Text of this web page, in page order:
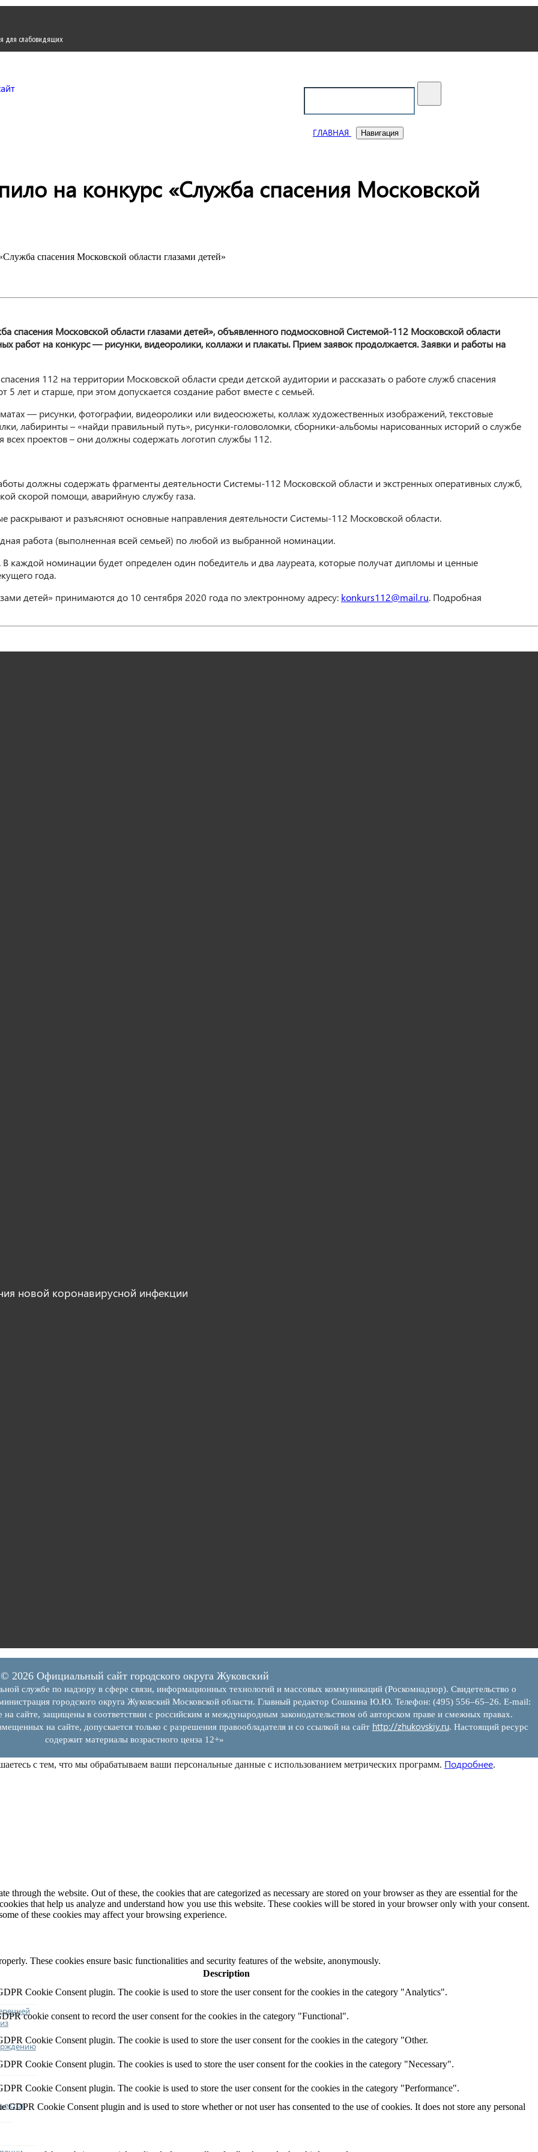
для слабовидящих
ГЛАВНАЯ Навигация
на конкурс «Служба спасения Московской
спасения Московской области глазами детей»
спасения Московской области глазами детей», объявленного подмосковной Системой-112 Московской области
работ на конкурс — рисунки, видеоролики, коллажи и плакаты. Прием заявок продолжается. Заявки и работы на
112 на территории Московской области среди детской аудитории и рассказать о работе служб спасения
5 лет и старше, при этом допускается создание работ вместе с семьей.
— рисунки, фотографии, видеоролики или видеосюжеты, коллаж художественных изображений, текстовые
лабиринты – «найди правильный путь», рисунки-головоломки, сборники-альбомы нарисованных историй о службе
проектов – они должны содержать логотип службы 112.
должны содержать фрагменты деятельности Системы-112 Московской области и экстренных оперативных служб,
скорой помощи, аварийную службу газа.
и разъясняют основные направления деятельности Системы-112 Московской области.
работа (выполненная всей семьей) по любой из выбранной номинации.
каждой номинации будет определен один победитель и два лауреата, которые получат дипломы и ценные
года.
детей» принимаются до 10 сентября 2020 года по электронному адресу: konkurs112@mail.ru. Подробная
новой коронавирусной инфекции
© 2026 Официальный сайт городского округа Жуковский
службе по надзору в сфере связи, информационных технологий и массовых коммуникаций (Роскомнадзор). Свидетельство о
городского округа Жуковский Московской области. Главный редактор Сошкина Ю.Ю. Телефон: (495) 556–65–26. E‑mail:
сайте, защищены в соответствии с российским и международным законодательством об авторском праве и смежных правах.
на сайте, допускается только с разрешения правообладателя и со ссылкой на сайт http://zhukovskiy.ru. Настоящий ресурс
содержит материалы возрастного ценза 12+»
с тем, что мы обрабатываем ваши персональные данные с использованием метрических программ. Подробнее.
the website. Out of these, the cookies that are categorized as necessary are stored on your browser as they are essential for the
that help us analyze and understand how you use this website. These cookies will be stored in your browser only with your consent.
of these cookies may affect your browsing experience.
These cookies ensure basic functionalities and security features of the website, anonymously.
Description
Cookie Consent plugin. The cookie is used to store the user consent for the cookies in the category "Analytics".
cookie consent to record the user consent for the cookies in the category "Functional".
Cookie Consent plugin. The cookie is used to store the user consent for the cookies in the category "Other.
Cookie Consent plugin. The cookies is used to store the user consent for the cookies in the category "Necessary".
Cookie Consent plugin. The cookie is used to store the user consent for the cookies in the category "Performance".
GDPR Cookie Consent plugin and is used to store whether or not user has consented to the use of cookies. It does not store any personal